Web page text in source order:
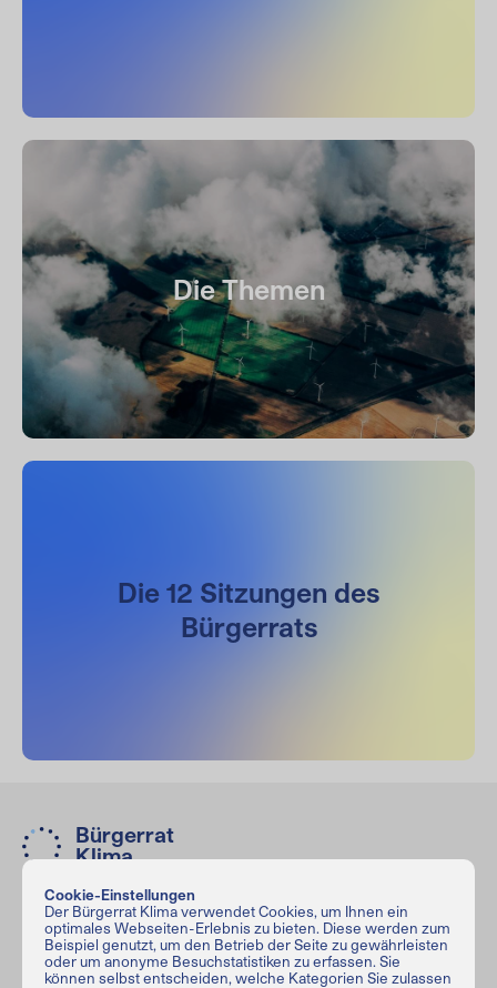
Die Themen
Die 12 Sitzungen des
Bürgerrats
Bürgerrat
Klima
Bürgerrat Klima
Haus der Demokratie und Menschenrechte
Greifswalder Str. 4, 10405 Berlin
Cookie-Einstellungen
Der Bürgerrat Klima verwendet Cookies, um Ihnen ein
optimales Webseiten-Erlebnis zu bieten. Diese werden zum
Beispiel genutzt, um den Betrieb der Seite zu gewährleisten
oder um anonyme Besuchstatistiken zu erfassen. Sie
können selbst entscheiden, welche Kategorien Sie zulassen